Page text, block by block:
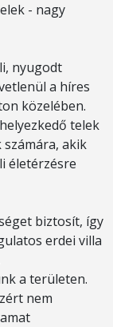
- nagy
nyugodt
a híres
közelében.
telek
akik
életérzésre
biztosít, így
erdei villa
a területen.
nem